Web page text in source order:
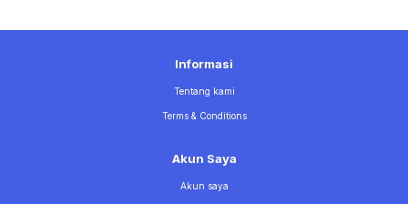
Informasi
Tentang kami
Terms & Conditions
Akun Saya
Akun saya